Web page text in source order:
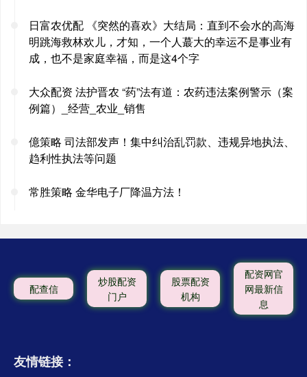
日富农优配 《突然的喜欢》大结局：直到不会水的高海
明跳海救林欢儿，才知，一个人蕞大的幸运不是事业有
成，也不是家庭幸福，而是这4个字
大众配资 法护晋农 “药”法有道：农药违法案例警示（案
例篇）_经营_农业_销售
億策略 司法部发声！集中纠治乱罚款、违规异地执法、
趋利性执法等问题
常胜策略 金华电子厂降温方法！
配查信
炒股配资
门户
股票配资
机构
配资网官
网最新信
息
友情链接：